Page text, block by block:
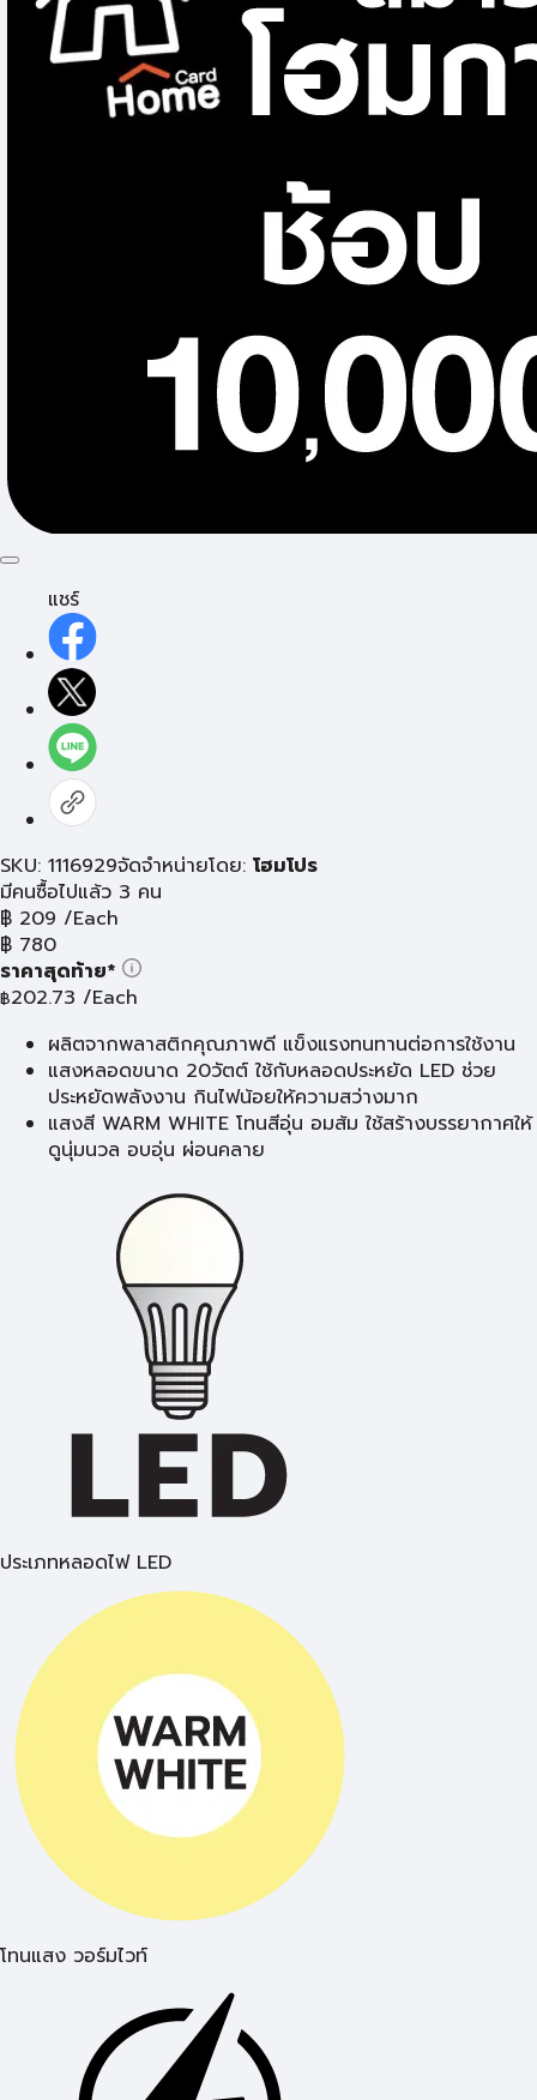
แชร์
SKU: 1116929จัดจำหน่ายโดย: โฮมโปร
มีคนซื้อไปแล้ว 3 คน
฿ 209 /Each
฿ 780
ราคาสุดท้าย*
฿202.73 /Each
ผลิตจากพลาสติกคุณภาพดี แข็งแรงทนทานต่อการใช้งาน
แสงหลอดขนาด 20วัตต์ ใช้กับหลอดประหยัด LED ช่วย
ประหยัดพลังงาน กินไฟน้อยให้ความสว่างมาก
แสงสี WARM WHITE โทนสีอุ่น อมส้ม ใช้สร้างบรรยากาศให้
ดูนุ่มนวล อบอุ่น ผ่อนคลาย
ประเภทหลอดไฟ LED
โทนแสง วอร์มไวท์